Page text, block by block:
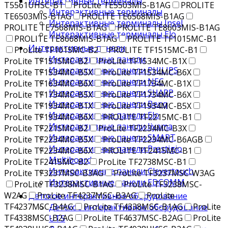
T5561UHSC-B1
ProLite TE5503MIS-B1AG
PROLITE
TE6503MIS-B1AG
PROLITE TE6568MIS-B1AG
PROLITE TE7568MIS-B1AG
PROLITE TE8603MIS-B1AG
PROLITE TE8668MIS-B1AG
PROLITE TF1015MC-B1
ProLite TF1015MC-B2
PROLITE TF1515MC-B1
ProLite TF1515MC-B2
ProLite TF1534MC-B1X
ProLite TF1534MC-B5X
ProLite TF1534MC-B6X
ProLite TF1634MC-B6X
ProLite TF1734MC-B1X
ProLite TF1734MC-B5X
ProLite TF1734MC-B6X
ProLite TF1934MC-B1X
ProLite TF1934MC-B5X
ProLite TF1934MC-B6X
PROLITE TF2215MC-B1
ProLite TF2215MC-B2
ProLite TF2234MC-B3X
ProLite TF2234MC-B5X
ProLite TF2234MC-B6AGB
ProLite TF2234MC-B6X
PROLITE TF2415MC-B1
ProLite TF2415MC-B2
ProLite TF2738MSC-B1
ProLite TF3237MSC-B3AG
ProLite TF3237MSC-W3AG
ProLite TF3238MSC-B1AG
ProLite TF3238MSC-
W2AG
ProLite TF4237MSC-B3AG
ProLite
TF4237MSC-B4AG
ProLite TF4338MSC-B1AG
ProLite
TF4338MSC-B2AG
ProLite TF4637MSC-B2AG
ProLite
Интерактивные терминалы
Интерактивные терминалы Insel
Интерактивные терминалы Elo
Интерактивные панели
Интерактивные панели
Интерактивные панели PHILIPS
Интерактивные панели NEC
Интерактивные панели SHARP
Интерактивные панели Benq
Интерактивные панели Elo
Интерактивные панели Iiyama
Интерактивные панели SMART
Интерактивные панели Prestigio
Multiboard
Интерактивные панели Clevertouch
Интерактивные панели EDCOMM
Детское интерактивное оборудование
Детское интерактивное оборудование
UTS